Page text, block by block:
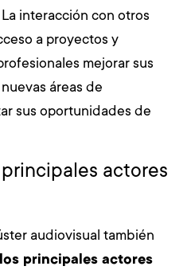
La interacción con otros
a proyectos y
mejorar sus
áreas de
sus oportunidades de
actores
audiovisual también
principales actores